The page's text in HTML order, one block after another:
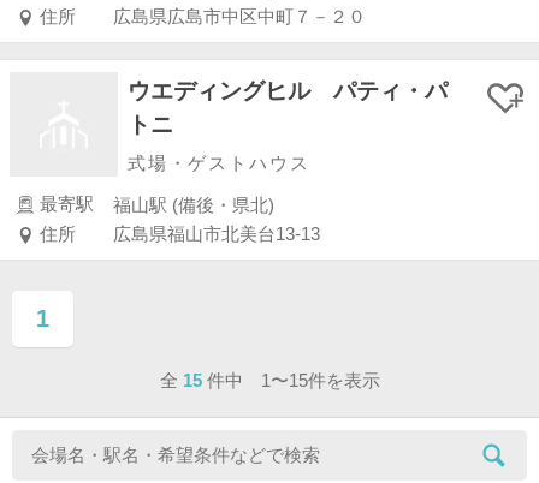
住所
広島県広島市中区中町７－２０
ウエディングヒル パティ・パ
トニ
式場・ゲストハウス
最寄駅
福山駅 (備後・県北)
住所
広島県福山市北美台13-13
1
ページ目
全 15 件中 1〜15件を表示